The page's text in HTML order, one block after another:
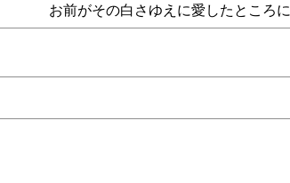
お前がその白さゆえに愛したところに